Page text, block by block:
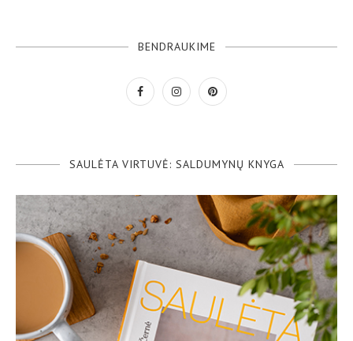
BENDRAUKIME
SAULĖTA VIRTUVĖ: SALDUMYNŲ KNYGA